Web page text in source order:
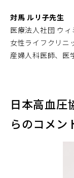
対馬 ルリ子先生
医療法人社団 ウ
女性ライフクリニ
産婦人科医師、医
日本高血圧
らのコメン